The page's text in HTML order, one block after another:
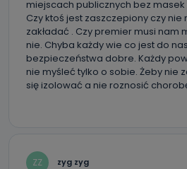
oraz partnerzy wspomagający
biznesowej działalności.
Jak skontaktować się z
danych osobowych?
Można to zrobić pod numerem
e-mailowo pod adresem:
miejscach publicznych bez masek
Czy ktoś jest zaszczepiony czy nie
zakładać . Czy premier musi nam
nie. Chyba każdy wie co jest do
bezpieczeństwa dobre. Każdy
nie myśleć tylko o sobie. Żeby nie
się izolować a nie roznosić
ZZ zyg zyg